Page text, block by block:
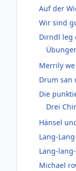
Auf der
Wir sind
Dirndl leg
Merrily
Drum san
Die
Drei
Hänsel
Lang-
Lang-
Michael